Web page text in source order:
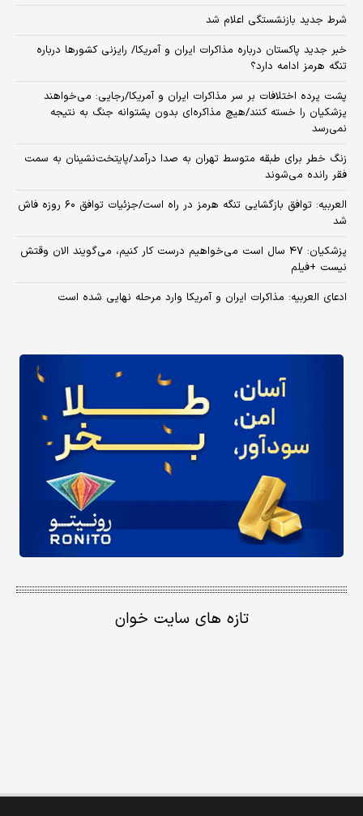
شرط جدید بازنشستگی اعلام شد
خبر جدید پاکستان درباره مذاکرات ایران و آمریکا/ رایزنی کشورها درباره
تنگه هرمز ادامه دارد؟
پشت پرده اختلافات بر سر مذاکرات ایران و آمریکا/رجایی: می‌خواهند
پزشکیان را خسته کنند/هیچ مذاکره‌ای بدون پشتوانه جنگ به نتیجه
نمی‌رسد
زنگ خطر برای طبقه متوسط تهران به صدا درآمد/پایتخت‌نشینان به سمت
فقر رانده می‌شوند
العربیه: توافق بازگشایی تنگه هرمز در راه است/جزئیات توافق ۶۰ روزه فاش
شد
پزشکیان: ۴۷ سال است می‌خواهیم درست کار کنیم، می‌گویند الان وقتش
نیست +فیلم
ادعای العربیه: مذاکرات ایران و آمریکا وارد مرحله نهایی شده است
تازه های سایت خوان